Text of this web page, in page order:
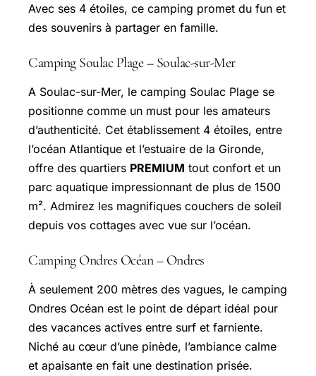
Avec ses 4 étoiles, ce camping promet du fun et
des souvenirs à partager en famille.
Camping Soulac Plage – Soulac-sur-Mer
A Soulac-sur-Mer, le camping Soulac Plage se
positionne comme un must pour les amateurs
d’authenticité. Cet établissement 4 étoiles, entre
l’océan Atlantique et l’estuaire de la Gironde,
offre des quartiers PREMIUM tout confort et un
parc aquatique impressionnant de plus de 1500
m². Admirez les magnifiques couchers de soleil
depuis vos cottages avec vue sur l’océan.
Camping Ondres Océan – Ondres
À seulement 200 mètres des vagues, le camping
Ondres Océan est le point de départ idéal pour
des vacances actives entre surf et farniente.
Niché au cœur d’une pinède, l’ambiance calme
et apaisante en fait une destination prisée.